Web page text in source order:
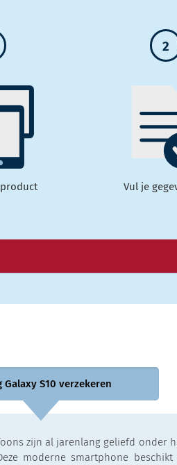
2
Vul je
Galaxy S10 verzekeren
zijn al jarenlang geliefd onder
moderne smartphone